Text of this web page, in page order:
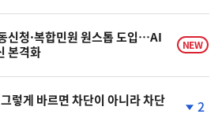
상
승
신청·복합민원 원스톱 도입…AI
본격화
NEW
렇게 바르면 차단이 아니라 차단
2